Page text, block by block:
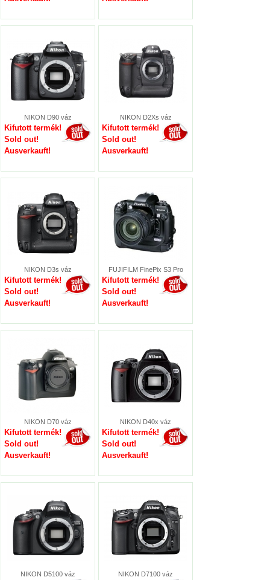
NIKON D90 váz
Kifutott termék!
Sold out!
Ausverkauft!
NIKON D2Xs váz
Kifutott termék!
Sold out!
Ausverkauft!
NIKON D3s váz
Kifutott termék!
Sold out!
Ausverkauft!
FUJIFILM FinePix S3 Pro
Kifutott termék!
Sold out!
Ausverkauft!
NIKON D70 váz
Kifutott termék!
Sold out!
Ausverkauft!
NIKON D40x váz
Kifutott termék!
Sold out!
Ausverkauft!
NIKON D5100 váz NIKON D7100 váz